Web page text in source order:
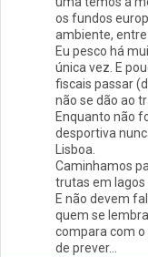
os fundos
ambiente,
Eu pesco há
única vez. E
fiscais passar
não se dão ao
Enquanto não
desportiva
Lisboa.
Caminhamos
trutas em lagos
E não devem
quem se
compara com o
de prever…